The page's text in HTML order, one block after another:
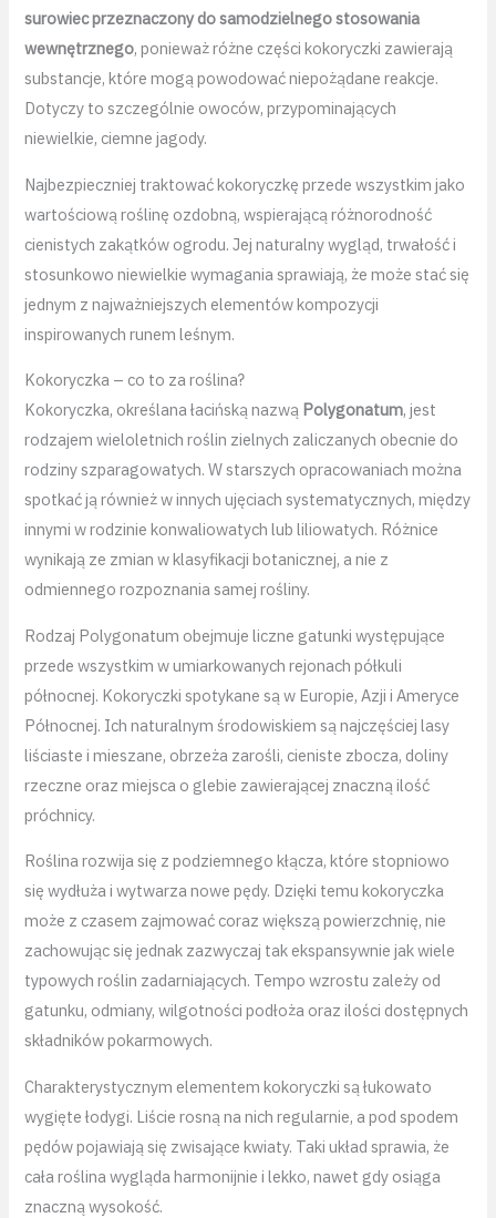
surowiec przeznaczony do samodzielnego stosowania
wewnętrznego, ponieważ różne części kokoryczki zawierają
substancje, które mogą powodować niepożądane reakcje.
Dotyczy to szczególnie owoców, przypominających
niewielkie, ciemne jagody.
Najbezpieczniej traktować kokoryczkę przede wszystkim jako
wartościową roślinę ozdobną, wspierającą różnorodność
cienistych zakątków ogrodu. Jej naturalny wygląd, trwałość i
stosunkowo niewielkie wymagania sprawiają, że może stać się
jednym z najważniejszych elementów kompozycji
inspirowanych runem leśnym.
Kokoryczka – co to za roślina?
Kokoryczka, określana łacińską nazwą Polygonatum, jest
rodzajem wieloletnich roślin zielnych zaliczanych obecnie do
rodziny szparagowatych. W starszych opracowaniach można
spotkać ją również w innych ujęciach systematycznych, między
innymi w rodzinie konwaliowatych lub liliowatych. Różnice
wynikają ze zmian w klasyfikacji botanicznej, a nie z
odmiennego rozpoznania samej rośliny.
Rodzaj Polygonatum obejmuje liczne gatunki występujące
przede wszystkim w umiarkowanych rejonach półkuli
północnej. Kokoryczki spotykane są w Europie, Azji i Ameryce
Północnej. Ich naturalnym środowiskiem są najczęściej lasy
liściaste i mieszane, obrzeża zarośli, cieniste zbocza, doliny
rzeczne oraz miejsca o glebie zawierającej znaczną ilość
próchnicy.
Roślina rozwija się z podziemnego kłącza, które stopniowo
się wydłuża i wytwarza nowe pędy. Dzięki temu kokoryczka
może z czasem zajmować coraz większą powierzchnię, nie
zachowując się jednak zazwyczaj tak ekspansywnie jak wiele
typowych roślin zadarniających. Tempo wzrostu zależy od
gatunku, odmiany, wilgotności podłoża oraz ilości dostępnych
składników pokarmowych.
Charakterystycznym elementem kokoryczki są łukowato
wygięte łodygi. Liście rosną na nich regularnie, a pod spodem
pędów pojawiają się zwisające kwiaty. Taki układ sprawia, że
cała roślina wygląda harmonijnie i lekko, nawet gdy osiąga
znaczną wysokość.